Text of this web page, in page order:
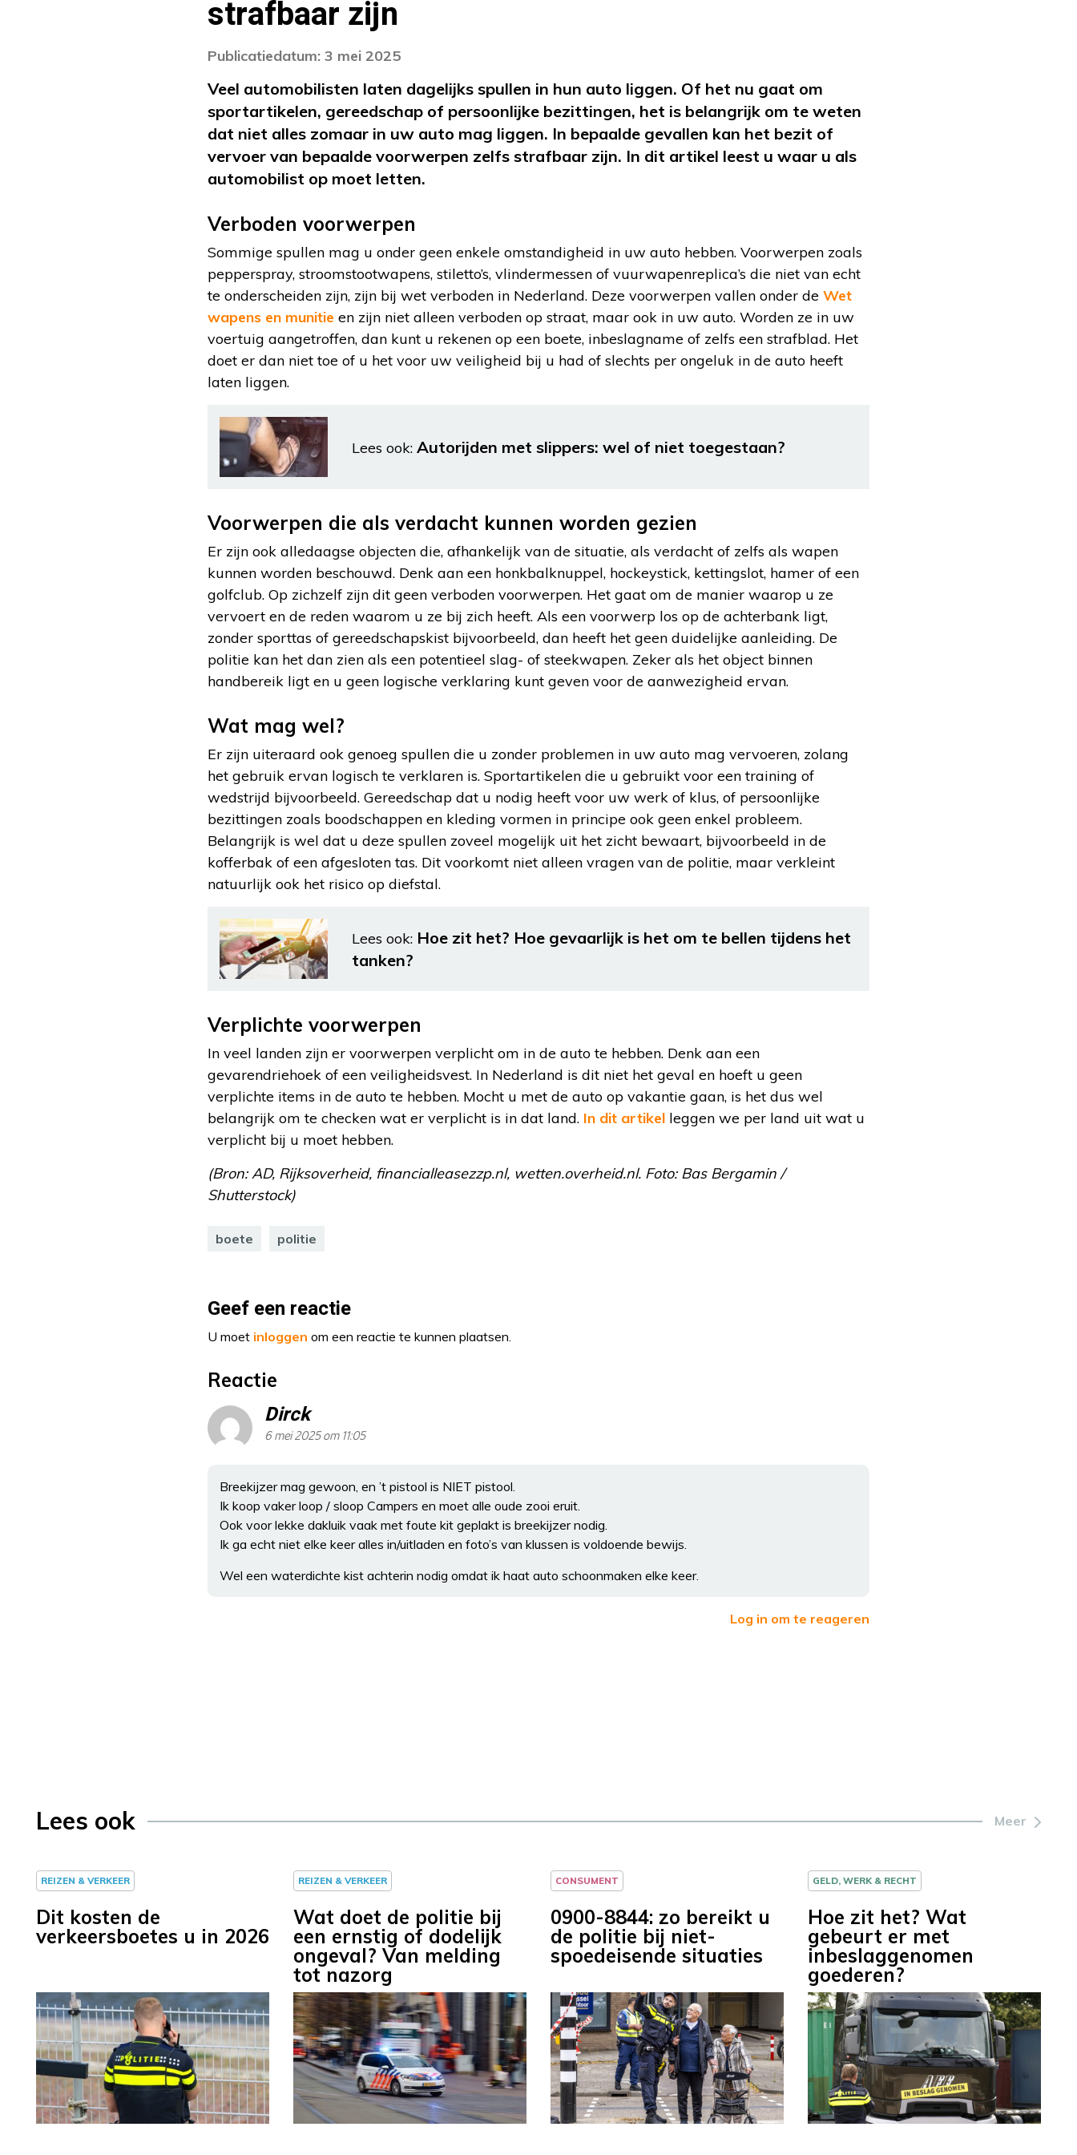
strafbaar zijn
Publicatiedatum: 3 mei 2025
Veel automobilisten laten dagelijks spullen in hun auto liggen. Of het nu gaat om
sportartikelen, gereedschap of persoonlijke bezittingen, het is belangrijk om te weten
dat niet alles zomaar in uw auto mag liggen. In bepaalde gevallen kan het bezit of
vervoer van bepaalde voorwerpen zelfs strafbaar zijn. In dit artikel leest u waar u als
automobilist op moet letten.
Verboden voorwerpen
Sommige spullen mag u onder geen enkele omstandigheid in uw auto hebben. Voorwerpen zoals
pepperspray, stroomstootwapens, stiletto’s, vlindermessen of vuurwapenreplica’s die niet van echt
te onderscheiden zijn, zijn bij wet verboden in Nederland. Deze voorwerpen vallen onder de Wet
wapens en munitie en zijn niet alleen verboden op straat, maar ook in uw auto. Worden ze in uw
voertuig aangetroffen, dan kunt u rekenen op een boete, inbeslagname of zelfs een strafblad. Het
doet er dan niet toe of u het voor uw veiligheid bij u had of slechts per ongeluk in de auto heeft
laten liggen.
Lees ook: Autorijden met slippers: wel of niet toegestaan?
Voorwerpen die als verdacht kunnen worden gezien
Er zijn ook alledaagse objecten die, afhankelijk van de situatie, als verdacht of zelfs als wapen
kunnen worden beschouwd. Denk aan een honkbalknuppel, hockeystick, kettingslot, hamer of een
golfclub. Op zichzelf zijn dit geen verboden voorwerpen. Het gaat om de manier waarop u ze
vervoert en de reden waarom u ze bij zich heeft. Als een voorwerp los op de achterbank ligt,
zonder sporttas of gereedschapskist bijvoorbeeld, dan heeft het geen duidelijke aanleiding. De
politie kan het dan zien als een potentieel slag- of steekwapen. Zeker als het object binnen
handbereik ligt en u geen logische verklaring kunt geven voor de aanwezigheid ervan.
Wat mag wel?
Er zijn uiteraard ook genoeg spullen die u zonder problemen in uw auto mag vervoeren, zolang
het gebruik ervan logisch te verklaren is. Sportartikelen die u gebruikt voor een training of
wedstrijd bijvoorbeeld. Gereedschap dat u nodig heeft voor uw werk of klus, of persoonlijke
bezittingen zoals boodschappen en kleding vormen in principe ook geen enkel probleem.
Belangrijk is wel dat u deze spullen zoveel mogelijk uit het zicht bewaart, bijvoorbeeld in de
kofferbak of een afgesloten tas. Dit voorkomt niet alleen vragen van de politie, maar verkleint
natuurlijk ook het risico op diefstal.
Lees ook: Hoe zit het? Hoe gevaarlijk is het om te bellen tijdens het
tanken?
Verplichte voorwerpen
In veel landen zijn er voorwerpen verplicht om in de auto te hebben. Denk aan een
gevarendriehoek of een veiligheidsvest. In Nederland is dit niet het geval en hoeft u geen
verplichte items in de auto te hebben. Mocht u met de auto op vakantie gaan, is het dus wel
belangrijk om te checken wat er verplicht is in dat land. In dit artikel leggen we per land uit wat u
verplicht bij u moet hebben.
(Bron: AD, Rijksoverheid, financialleasezzp.nl, wetten.overheid.nl. Foto: Bas Bergamin /
Shutterstock)
boete politie
Geef een reactie
U moet inloggen om een reactie te kunnen plaatsen.
Reactie
Dirck
6 mei 2025 om 11:05
Breekijzer mag gewoon, en ’t pistool is NIET pistool.
Ik koop vaker loop / sloop Campers en moet alle oude zooi eruit.
Ook voor lekke dakluik vaak met foute kit geplakt is breekijzer nodig.
Ik ga echt niet elke keer alles in/uitladen en foto’s van klussen is voldoende bewijs.
Wel een waterdichte kist achterin nodig omdat ik haat auto schoonmaken elke keer.
Log in om te reageren
Lees ook Meer
REIZEN & VERKEER
Dit kosten de
verkeersboetes u in 2026
REIZEN & VERKEER
Wat doet de politie bij
een ernstig of dodelijk
ongeval? Van melding
tot nazorg
CONSUMENT
0900-8844: zo bereikt u
de politie bij niet-
spoedeisende situaties
GELD, WERK & RECHT
Hoe zit het? Wat
gebeurt er met
inbeslaggenomen
goederen?